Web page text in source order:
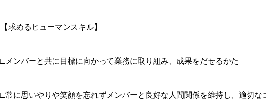
【求めるヒューマンスキル】
□メンバーと共に目標に向かって業務に取り組み、成果をだせるかた
□常に思いやりや笑顔を忘れずメンバーと良好な人間関係を維持し、適切な